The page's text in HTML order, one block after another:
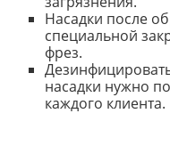
Насадки после
специальной
фрез.
насадки нужно
каждого клиента.